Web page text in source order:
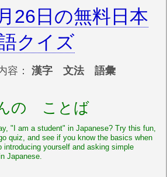
26日の無料日本
クイズ
容： 漢字 文法 語彙
の ことば
"I am a student" in Japanese? Try this fun,
quiz, and see if you know the basics when
introducing yourself and asking simple
Japanese.